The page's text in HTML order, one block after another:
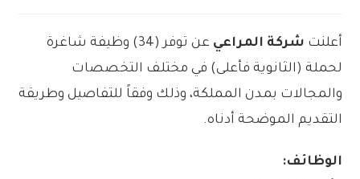
أعلنت شركة المراعي
عن توفر (34) وظيفة شاغرة
لحملة (الثانوية فأعلى) في مختلف التخصصات
والمجالات بمدن المملكة، وذلك وفقاً للتفاصيل وطريقة
التقديم الموضحة أدناه.
الوظائف: